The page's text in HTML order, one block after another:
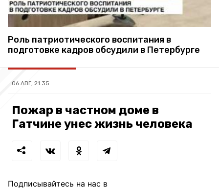
Роль патриотического воспитания в
подготовке кадров обсудили в Петербурге
06 АВГ, 21:35
Пожар в частном доме в
Гатчине унес жизнь человека
Подписывайтесь на нас в